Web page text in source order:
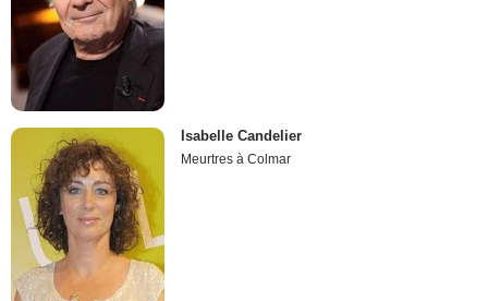
Isabelle Candelier
Meurtres à Colmar